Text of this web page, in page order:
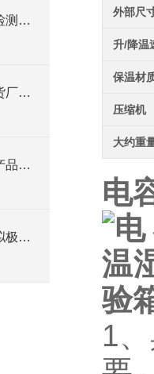
阐述恒温恒湿试验箱功率的检测方法
三综合温湿度振动试验箱供货厂家：技术解析与选购指南
恒温恒湿箱不可用于测试的产品详解
高低温环境老化试验箱：模拟极限环境的测试利器
外部尺
升/降温
保温材
压缩机
大约重
电
1